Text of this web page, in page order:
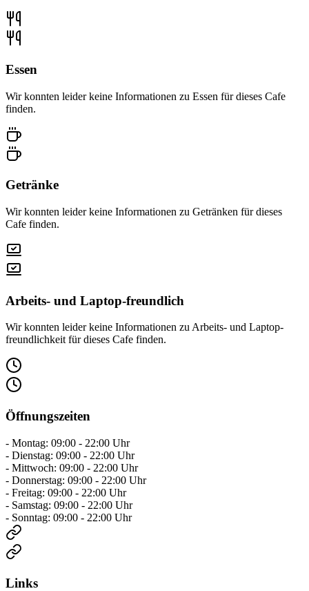
Essen
Wir konnten leider keine Informationen zu Essen für dieses Cafe
finden.
Getränke
Wir konnten leider keine Informationen zu Getränken für dieses
Cafe finden.
Arbeits- und Laptop-freundlich
Wir konnten leider keine Informationen zu Arbeits- und Laptop-
freundlichkeit für dieses Cafe finden.
Öffnungszeiten
- Montag: 09:00 - 22:00 Uhr
- Dienstag: 09:00 - 22:00 Uhr
- Mittwoch: 09:00 - 22:00 Uhr
- Donnerstag: 09:00 - 22:00 Uhr
- Freitag: 09:00 - 22:00 Uhr
- Samstag: 09:00 - 22:00 Uhr
- Sonntag: 09:00 - 22:00 Uhr
Links